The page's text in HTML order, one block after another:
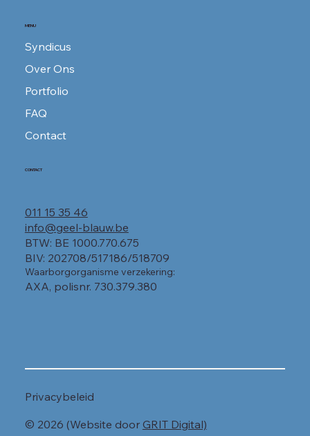
MENU
Syndicus
Over Ons
Portfolio
FAQ
Contact
CONTACT
011 15 35 46
info@geel-blauw.be
BTW: BE 1000.770.675
BIV: 202708/517186/518709
Waarborgorganisme verzekering:
AXA, polisnr. 730.379.380
© 2026 (Website door GRIT Digital)
Privacybeleid